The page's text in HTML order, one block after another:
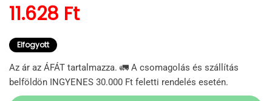
Normál ár
11.628 Ft
Elfogyott
Az ár az ÁFÁT tartalmazza. 🚛 A csomagolás és szállítás
belföldön INGYENES 30.000 Ft feletti rendelés esetén.